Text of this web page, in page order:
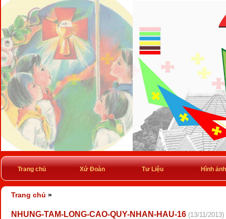
Trang chủ Xứ Đoàn Tư Liệu Hình ảnh
Trang chủ »
NHUNG-TAM-LONG-CAO-QUY-NHAN-HAU-16 (13/11/